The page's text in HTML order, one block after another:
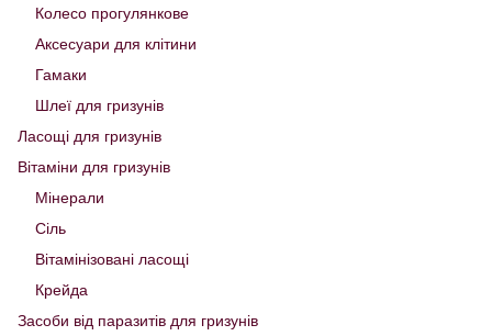
Колесо прогулянкове
Аксесуари для клітини
Гамаки
Шлеї для гризунів
Ласощі для гризунів
Вітаміни для гризунів
Мінерали
Сіль
Вітамінізовані ласощі
Крейда
Засоби від паразитів для гризунів